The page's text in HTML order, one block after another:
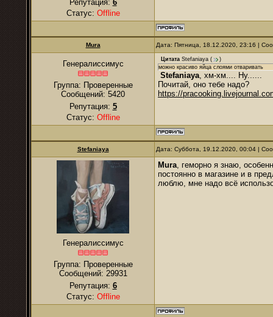
Репутация: 6
Статус: Offline
Mura Дата: Пятница, 18.12.2020, 23:16 |
Генералиссимус
Группа: Проверенные
Сообщений: 5420
Репутация: 5
Статус: Offline
Цитата Stefaniaya (
)
можно красиво яйца слоями отваривать
Stefaniaya, хм-хм.... Ну......
Почитай, оно тебе надо?
https://
Stefaniaya Дата: Суббота, 19.12.2020, 00:04 |
Генералиссимус
Группа: Проверенные
Сообщений: 29931
Репутация: 6
Статус: Offline
Mura, геморно я знаю,
постоянно в магазине и в
люблю, мне надо всё